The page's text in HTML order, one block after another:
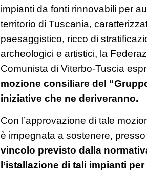
impianti da fonti rinnovabili per
territorio di Tuscania,
paesaggistico, ricco di
archeologici e artistici, la
Comunista di Viterbo-Tuscia
mozione consiliare del
iniziative che ne deriveranno.
Con l’approvazione di tale
è impegnata a sostenere,
vincolo previsto dalla
l’istallazione di tali impianti